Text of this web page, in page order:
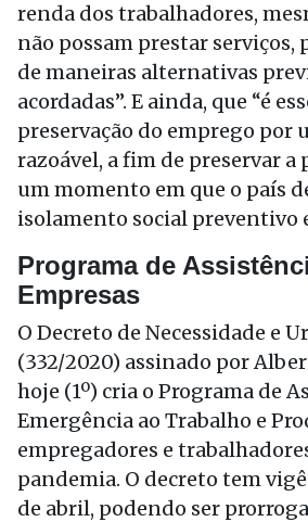
renda dos trabalhadores,
não possam prestar serviços,
de maneiras alternativas
acordadas”. E ainda, que “é
preservação do emprego por
razoável, a fim de preservar a
um momento em que o país
isolamento social preventivo
Programa de
Empresas
O Decreto de Necessidade e
(332/2020) assinado por
hoje (1º) cria o Programa de
Emergência ao Trabalho e
empregadores e
pandemia. O decreto tem
de abril, podendo ser